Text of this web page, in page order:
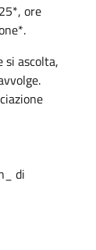
ore
si ascolta,
di